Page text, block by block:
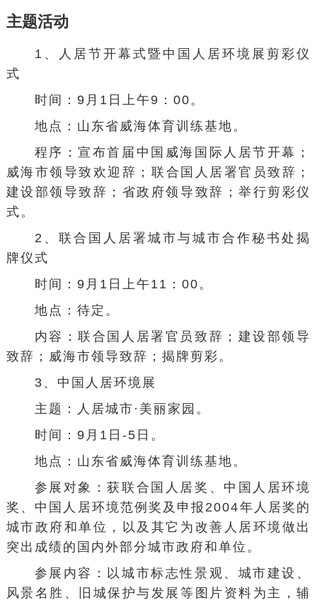
主题活动
1、人居节开幕式暨中国人居环境展剪彩仪
式
时间：9月1日上午9：00。
地点：山东省威海体育训练基地。
程序：宣布首届中国威海国际人居节开幕；
威海市领导致欢迎辞；联合国人居署官员致辞；
建设部领导致辞；省政府领导致辞；举行剪彩仪
式。
2、 联合国人居署 城市与城市合作秘书处揭
牌仪式
时间：9月1日上午11：00。
地点：待定。
内容：联合国人居署官员致辞；建设部领导
致辞；威海市领导致辞；揭牌剪彩。
3、中国人居环境展
主题：人居城市·美丽家园。
时间：9月1日-5日。
地点：山东省威海体育训练基地。
参展对象：获联合国人居奖 、 中国人居环境
奖 、 中国人居环境范例奖 及申报2004年人居奖的
城市政府和单位，以及其它为改善人居环境做出
突出成绩的国内外部分城市政府和单位。
参展内容：以城市标志性景观、城市建设、
风景名胜、旧城保护与发展等图片资料为主，辅